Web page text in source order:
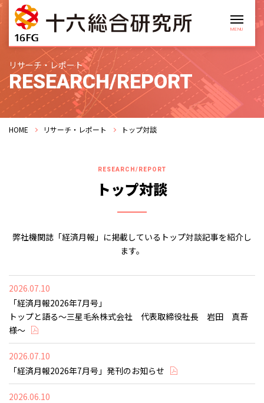
リサーチ・レポート
RESEARCH/REPORT
HOME リサーチ・レポート トップ対談
RESEARCH/REPORT
トップ対談
弊社機関誌「経済月報」に掲載しているトップ対談記事を紹介し
ます。
2026.07.10
「経済月報2026年7月号」
トップと語る～三星毛糸株式会社 代表取締役社長 岩田 真吾
様～
2026.07.10
「経済月報2026年7月号」発刊のお知らせ
2026.06.10